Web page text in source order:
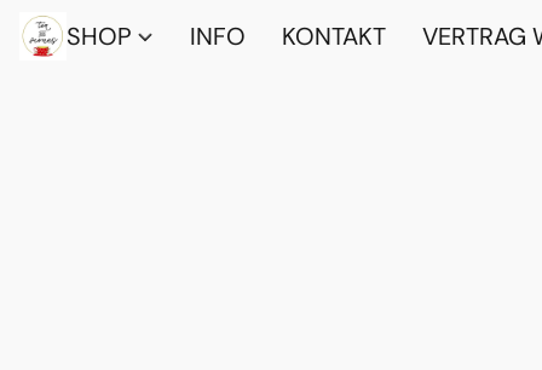
SHOP INFO KONTAKT VERTRAG